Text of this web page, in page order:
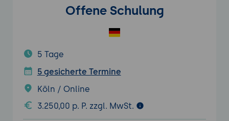
Offene Schulung
5 Tage
5 gesicherte Termine
Köln / Online
3.250,00 p. P. zzgl. MwSt.